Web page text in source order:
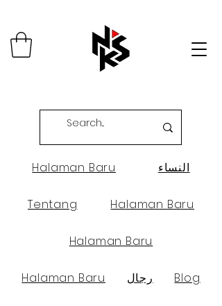
Halaman Baru النساء
Tentang Halaman Baru
Halaman Baru
Halaman Baru رجال Blog